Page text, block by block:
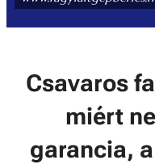
Csavaros
miért
garancia,